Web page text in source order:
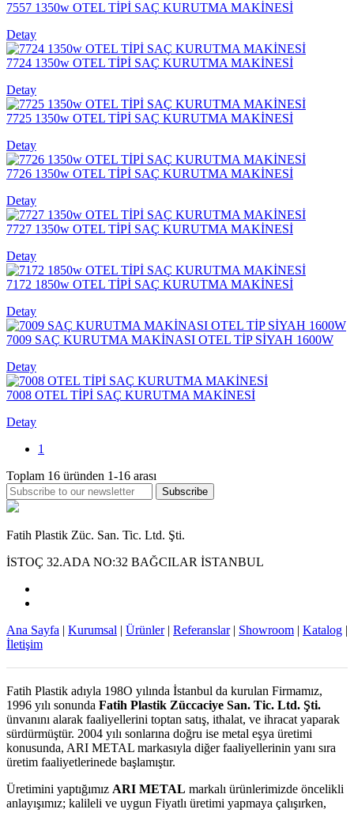
7557 1350w OTEL TİPİ SAÇ KURUTMA MAKİNESİ
Detay
7724 1350w OTEL TİPİ SAÇ KURUTMA MAKİNESİ
Detay
7725 1350w OTEL TİPİ SAÇ KURUTMA MAKİNESİ
Detay
7726 1350w OTEL TİPİ SAÇ KURUTMA MAKİNESİ
Detay
7727 1350w OTEL TİPİ SAÇ KURUTMA MAKİNESİ
Detay
7172 1850w OTEL TİPİ SAÇ KURUTMA MAKİNESİ
Detay
7009 SAÇ KURUTMA MAKİNASI OTEL TİP SİYAH 1600W
Detay
7008 OTEL TİPİ SAÇ KURUTMA MAKİNESİ
Detay
1
Toplam 16 üründen 1-16 arası
Subscribe
Fatih Plastik Züc. San. Tic. Ltd. Şti.
İSTOÇ 32.ADA NO:32 BAĞCILAR İSTANBUL
Ana Sayfa | Kurumsal | Ürünler| Referanslar| Showroom | Katalog |
İletişim
Fatih Plastik adıyla 198O yılında İstanbul da kurulan Firmamız,
1996 yılı sonunda Fatih Plastik Züccaciye San. Tic. Ltd. Şti.
ünvanını alarak faaliyellerini toptan satış, ithalat, ve ihracat yaparak
sürdürmüştür. 2004 yılı sonlarına doğru ise metal eşya üretimi
konusunda, ARI METAL markasıyla diğer faaliyellerinin yanı sıra
üretim faaliyetlerinede başlamıştır.
Üretimini yaptığımız ARI METAL markalı ürünlerimizde öncelikli
anlayışımız; kalileli ve uygun Fiyatlı üretimi yapmaya çalışırken,